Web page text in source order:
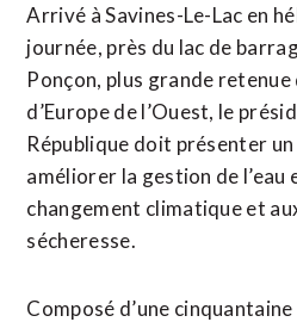
Arrivé à Savines-Le-Lac en
journée, près du lac de
Ponçon, plus grande retenue
d’Europe de l’Ouest, le
République doit présenter
améliorer la gestion de l’eau
changement climatique et
sécheresse.
Composé d’une